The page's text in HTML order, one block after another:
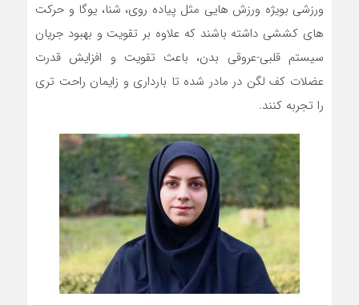
ورزشی بویژه ورزش هایی مثل پیاده روی، شنا، یوگا و حرکت
های کششی داشته باشند که علاوه بر تقویت و بهبود جریان
سیستم قلبی-عروقی بدن، باعث تقویت و افزایش قدرت
عضلات کف لگن در مادر شده تا بارداری و زایمان راحت تری
را تجربه کنند.